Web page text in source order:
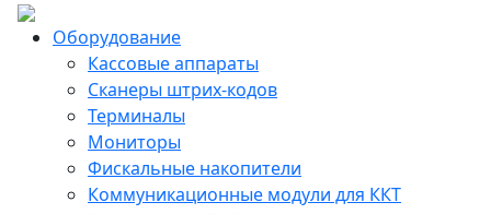
Оборудование
Кассовые аппараты
Сканеры штрих-кодов
Терминалы
Мониторы
Фискальные накопители
Коммуникационные модули для ККТ